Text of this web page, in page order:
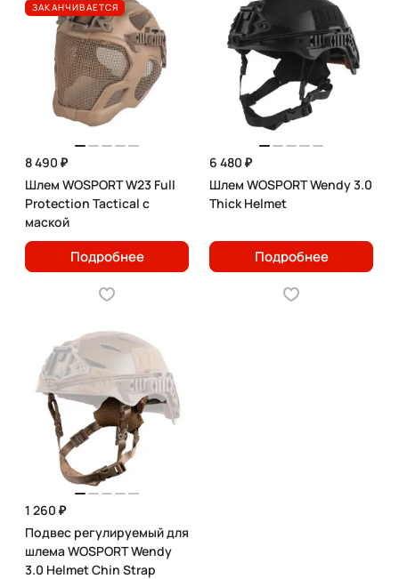
ЗАКАНЧИВАЕТСЯ
8 490 ₽
Шлем WOSPORT W23 Full
Protection Tactical с
маской
Подробнее
6 480 ₽
Шлем WOSPORT Wendy 3.0
Thick Helmet
Подробнее
1 260 ₽
Подвес регулируемый для
шлема WOSPORT Wendy
3.0 Helmet Chin Strap